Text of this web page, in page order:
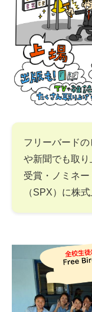
フリーバード
や新聞でも取
受賞・ノミネ
（SPX）に株